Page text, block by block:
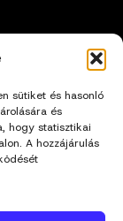
sütiket és hasonló
és
hogy statisztikai
A hozzájárulás